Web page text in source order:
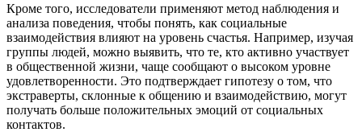
Кроме того, исследователи применяют метод наблюдения и
анализа поведения, чтобы понять, как социальные
взаимодействия влияют на уровень счастья. Например, изучая
группы людей, можно выявить, что те, кто активно участвует
в общественной жизни, чаще сообщают о высоком уровне
удовлетворенности. Это подтверждает гипотезу о том, что
экстраверты, склонные к общению и взаимодействию, могут
получать больше положительных эмоций от социальных
контактов.